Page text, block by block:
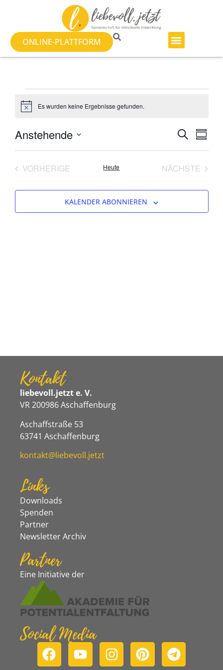
ONLINE-PLATTFORM
HinweisEs wurden keine Ergebnisse gefunden.
Suche
und
SUCHE
Anstehende
auswählen.
VORHERIGE VERANSTALTUNGEN
Heute NÄCHSTE
KALENDER ABONNIEREN
Kontakt
liebevoll.jetzt e. V.
VR 200986 Aschaffenburg
Aschaffstraße 53
63741 Aschaffenburg
kontakt@liebevoll.jetzt
Links
Downloads
Spenden
Partner
Newsletter Archiv
Partner
Eine Initiative der
Social Media